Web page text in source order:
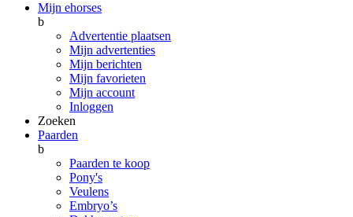
Mijn ehorses
b
Advertentie plaatsen
Mijn advertenties
Mijn berichten
Mijn favorieten
Mijn account
Inloggen
Zoeken
Paarden
b
Paarden te koop
Pony's
Veulens
Embryo’s